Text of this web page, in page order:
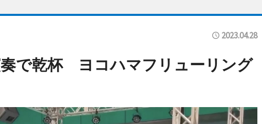
2023.04.28
奏で乾杯 ヨコハマフリューリング